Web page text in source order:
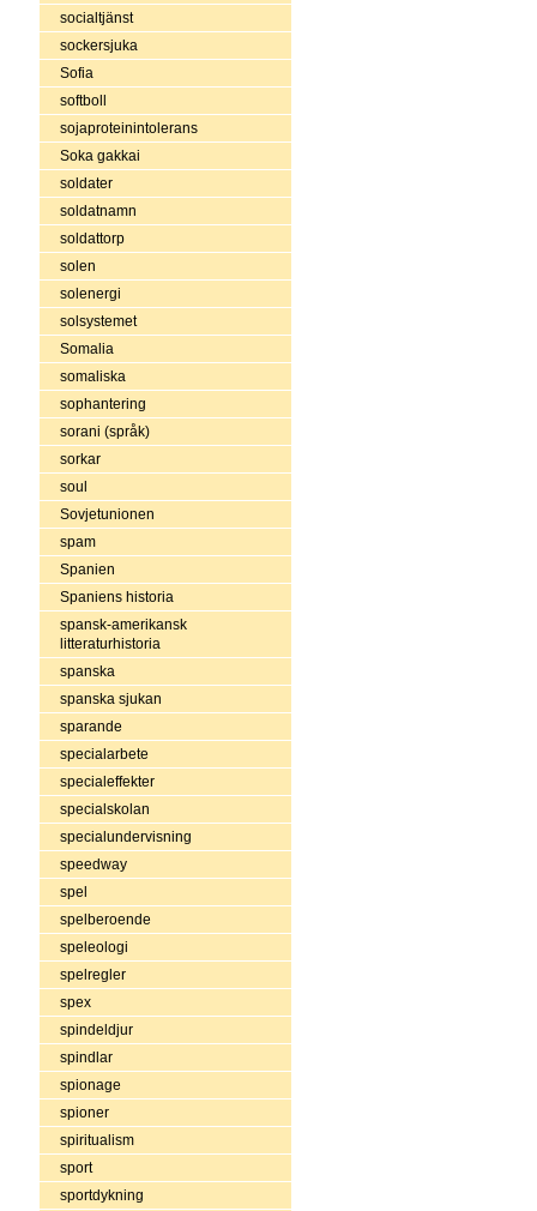
socialtjänst
sockersjuka
Sofia
softboll
sojaproteinintolerans
Soka gakkai
soldater
soldatnamn
soldattorp
solen
solenergi
solsystemet
Somalia
somaliska
sophantering
sorani (språk)
sorkar
soul
Sovjetunionen
spam
Spanien
Spaniens historia
spansk-amerikansk
litteraturhistoria
spanska
spanska sjukan
sparande
specialarbete
specialeffekter
specialskolan
specialundervisning
speedway
spel
spelberoende
speleologi
spelregler
spex
spindeldjur
spindlar
spionage
spioner
spiritualism
sport
sportdykning